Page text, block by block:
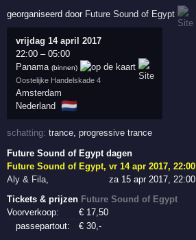
georganiseerd door Future Sound of Egypt
vrijdag 14 april 2017
22:00 –05:00
Panama (binnen)
Oostelijke Handelskade 4
Amsterdam
Nederland
🇳🇱
schatting:trance,progressive trance
Future Sound of Egypt dagen
Future Sound of Egypt,vr 14 apr 2017, 22:00
Aly & Fila
za 15 apr 2017, 22:00
Tickets & prijzen Future Sound of Egypt
Voorverkoop:
€ 17 ,50
passepartout:
€30 ,-